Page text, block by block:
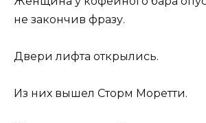
не закончив фразу.
Двери лифта открылись.
Из них вышел Сторм Моретти.